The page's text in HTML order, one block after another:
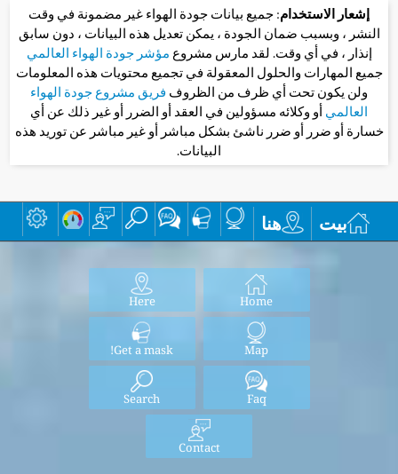
إشعار الاستخدام: جميع بيانات جودة الهواء غير مضمونة في وقت
النشر ، وبسبب ضمان الجودة ، يمكن تعديل هذه البيانات ، دون سابق
إنذار ، في أي وقت. لقد مارس مشروع مؤشر جودة الهواء العالمي
جميع المهارات والحلول المعقولة في تجميع محتويات هذه المعلومات
ولن يكون تحت أي ظرف من الظروف فريق مشروع جودة الهواء
العالمي أو وكلائه مسؤولين في العقد أو الضرر أو غير ذلك عن أي
خسارة أو ضرر أو ضرر ناشئ بشكل مباشر أو غير مباشر عن توريد هذه
البيانات.
بيت هنا
Home
Here
Map
Get a mask!
Faq
Search
Contact